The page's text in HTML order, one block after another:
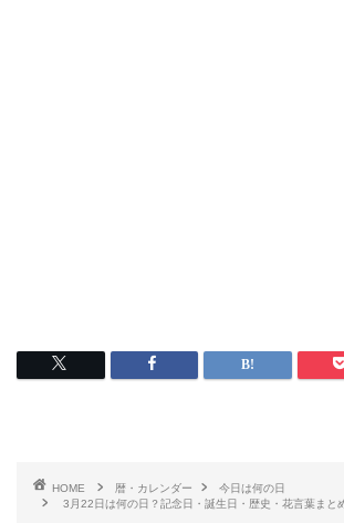
HOME 暦・カレンダー
今日は何の日
3月22日は何の日？記念日・誕生日・歴史・花言葉まと